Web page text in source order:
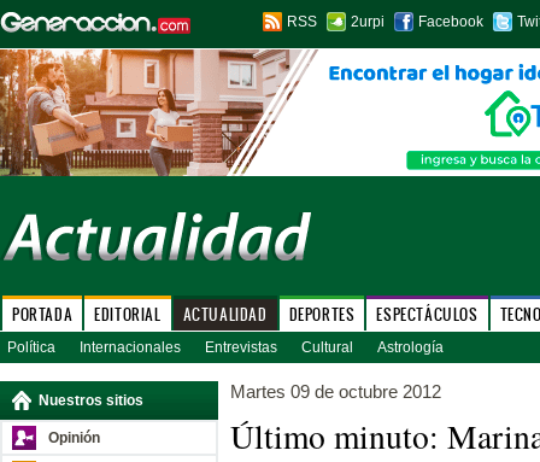
RSS 2urpi Facebook
PORTADA EDITORIAL ACTUALIDAD DEPORTES ESPECTÁCULOS
Política Internacionales Entrevistas Cultural Astrología
Nuestros sitios
Opinión
Martes 09 de octubre 2012
Último minuto: